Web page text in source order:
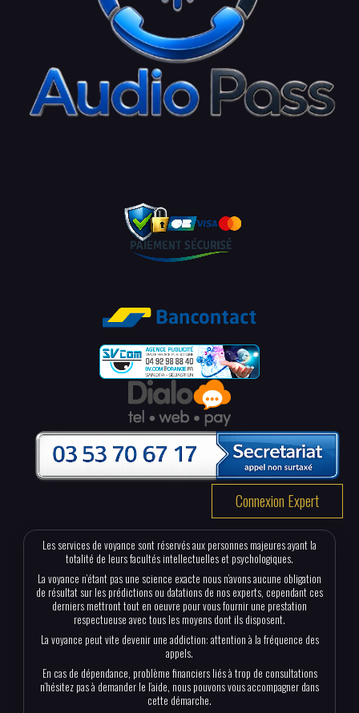
Connexion Expert
Les services de voyance sont réservés aux personnes majeures ayant la
totalité de leurs facultés intellectuelles et psychologiques.
La voyance n’étant pas une science exacte nous n’avons aucune obligation
de résultat sur les prédictions ou datations de nos experts, cependant ces
derniers mettront tout en oeuvre pour vous fournir une prestation
respectueuse avec tous les moyens dont ils disposent.
La voyance peut vite devenir une addiction: attention à la fréquence des
appels.
En cas de dépendance, problème financiers liés à trop de consultations
n’hésitez pas à demander le l’aide, nous pouvons vous accompagner dans
cette démarche.